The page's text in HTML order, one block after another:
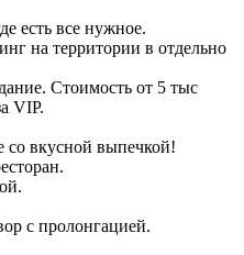
есть все нужное.
на территории в отдельно
Стоимость от 5 тыс
VIP.
со вкусной выпечкой!
с пролонгацией.